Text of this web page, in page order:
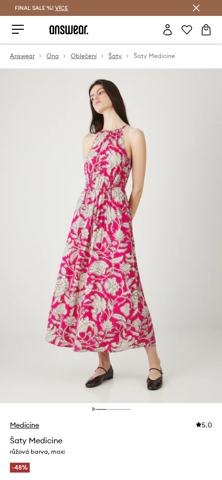
FINAL SALE %! VÍCE
Answear Ona Oblečení Šaty Šaty Medicine
Medicine 5.0
Šaty Medicine
růžová barva, maxi
-48%